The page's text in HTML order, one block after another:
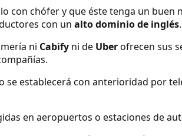
con chófer y que éste tenga un buen
con un alto dominio de inglés.
ni Cabify ni de Uberofrecen sus
se establecerá con anterioridad por
en aeropuertos o estaciones de